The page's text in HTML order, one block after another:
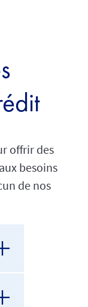
offrir des
besoins
de nos